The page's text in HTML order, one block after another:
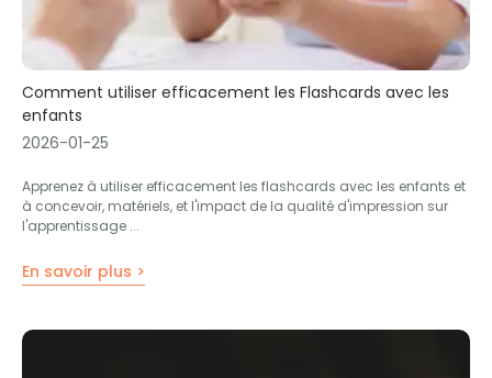
Comment utiliser efficacement les Flashcards avec les
enfants
2026-01-25
Apprenez à utiliser efficacement les flashcards avec les enfants et
à concevoir, matériels, et l'impact de la qualité d'impression sur
l'apprentissage ...
En savoir plus >